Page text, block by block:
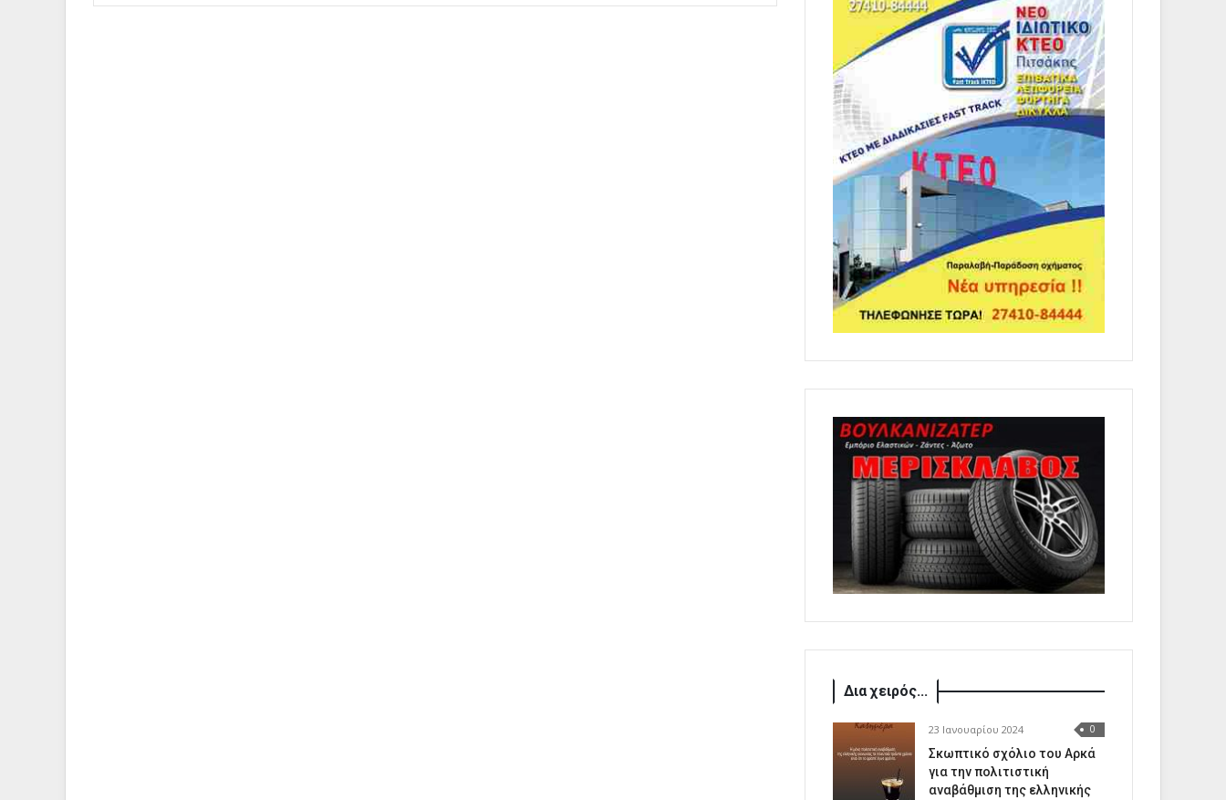
Δια χειρός...
23 Ιανουαρίου 2024 0
Σκωπτικό σχόλιο του Αρκά
για την πολιτιστική
αναβάθμιση της ελληνικής